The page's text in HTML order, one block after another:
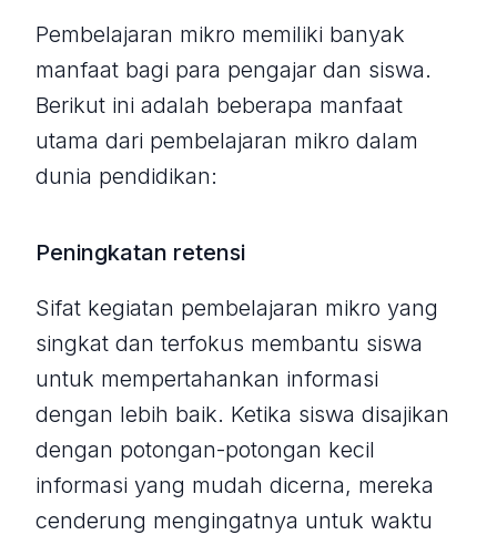
Pembelajaran mikro memiliki banyak
manfaat bagi para pengajar dan siswa.
Berikut ini adalah beberapa manfaat
utama dari pembelajaran mikro dalam
dunia pendidikan:
Peningkatan retensi
Sifat kegiatan pembelajaran mikro yang
singkat dan terfokus membantu siswa
untuk mempertahankan informasi
dengan lebih baik. Ketika siswa disajikan
dengan potongan-potongan kecil
informasi yang mudah dicerna, mereka
cenderung mengingatnya untuk waktu